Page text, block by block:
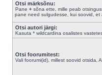
Otsi märksõnu:
Pane + sõna ette, mille peab
pane need sulgudesse, kui soovid,
Otsi autori järgi:
Kasuta * wildcardina osalistes
Otsi foorumitest:
Vali foorumi(id), millest soovid otsida.